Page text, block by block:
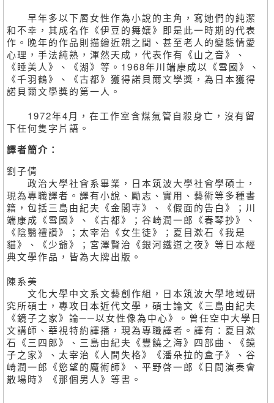
早年多以下層女性作為小說的主角，寫她們的純潔
和不幸，其成名作《伊豆的舞孃》即是此一時期的代表
作。晚年的作品則描繪近親之間、甚至老人的變態情愛
心理，手法純熟，渾然天成，代表作有《山之音》、
《睡美人》、《湖》等。1968年川端康成以《雪國》、
《千羽鶴》、《古都》獲得諾貝爾文學獎，為日本獲得
諾貝爾文學獎的第一人。
1972年4月，在工作室含煤氣管自殺身亡，沒有留
下任何隻字片語。
譯者簡介：
劉子倩
政治大學社會系畢業，日本筑波大學社會學碩士，
現為專職譯者。譯有小說、勵志、實用、藝術等多種書
籍，包括三島由紀夫《金閣寺》、《假面的告白》；川
端康成《雪國》、《古都》；谷崎潤一郎《春琴抄》、
《陰翳禮讚》；太宰治《女生徒》；夏目漱石《我是
貓》、《少爺》；宮澤賢治《銀河鐵道之夜》等日本經
典文學作品，皆為大牌出版。
陳系美
文化大學中文系文藝創作組，日本筑波大學地域研
究所碩士，專攻日本近代文學，碩士論文《三島由紀夫
《鏡子之家》論──以女性像為中心》。曾任空中大學日
文講師、華視特約譯播，現為專職譯者。譯有：夏目漱
石《三四郎》、三島由紀夫《豐饒之海》四部曲、《鏡
子之家》、太宰治《人間失格》《潘朵拉的盒子》、谷
崎潤一郎《慾望的魔術師》、平野啓一郎《日間演奏會
散場時》《那個男人》等書。